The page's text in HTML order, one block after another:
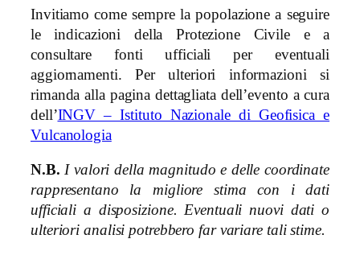
Invitiamo come sempre la popolazione a seguire
le indicazioni della Protezione Civile e a
consultare fonti ufficiali per eventuali
aggiornamenti. Per ulteriori informazioni si
rimanda alla pagina dettagliata dell’evento a cura
dell’INGV – Istituto Nazionale di Geofisica e
Vulcanologia
N.B. I valori della magnitudo e delle coordinate
rappresentano la migliore stima con i dati
ufficiali a disposizione. Eventuali nuovi dati o
ulteriori analisi potrebbero far variare tali stime.